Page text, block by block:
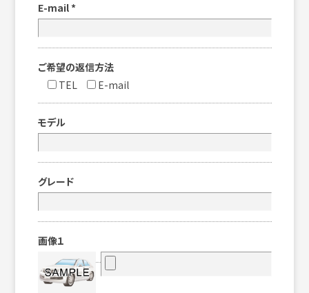
E-mail *
ご希望の返信方法
TEL
E-mail
モデル
グレード
画像１